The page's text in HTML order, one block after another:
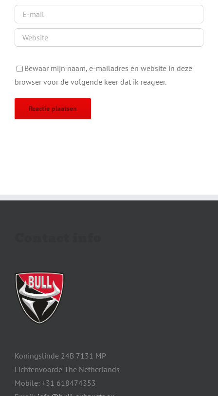
Bewaar mijn naam, e-mailadres en website in deze
browser voor de volgende keer dat ik reageer.
Koningslinde 24B 7131 MP
Lichtenvoorde The Netherlands
Mobile: +31 618474353